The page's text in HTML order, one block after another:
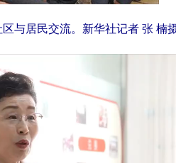
与居民交流。新华社记者 张 楠